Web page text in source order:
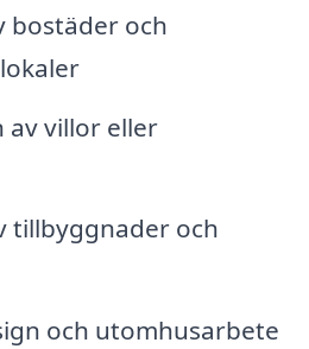
bostäder och
av villor eller
tillbyggnader och
och utomhusarbete